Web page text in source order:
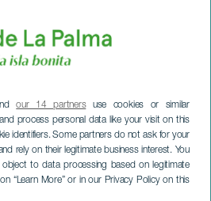
our 14 partnersuse cookies or similar
process personal data like your visit on this
identifiers. Some partners do not ask for your
rely on their legitimate business interest. You
to data processing based on legitimate
“Learn More” or in our Privacy Policy on this